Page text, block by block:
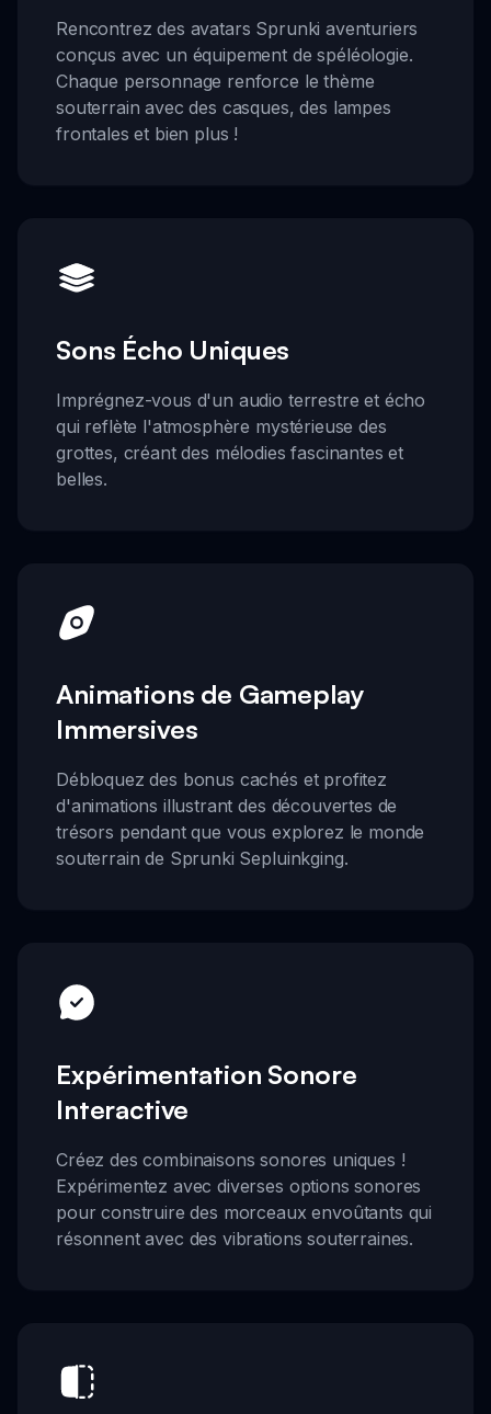
Rencontrez des avatars Sprunki aventuriers
conçus avec un équipement de spéléologie.
Chaque personnage renforce le thème
souterrain avec des casques, des lampes
frontales et bien plus !
Sons Écho Uniques
Imprégnez-vous d'un audio terrestre et écho
qui reflète l'atmosphère mystérieuse des
grottes, créant des mélodies fascinantes et
belles.
Animations de Gameplay
Immersives
Débloquez des bonus cachés et profitez
d'animations illustrant des découvertes de
trésors pendant que vous explorez le monde
souterrain de Sprunki Sepluinkging.
Expérimentation Sonore
Interactive
Créez des combinaisons sonores uniques !
Expérimentez avec diverses options sonores
pour construire des morceaux envoûtants qui
résonnent avec des vibrations souterraines.